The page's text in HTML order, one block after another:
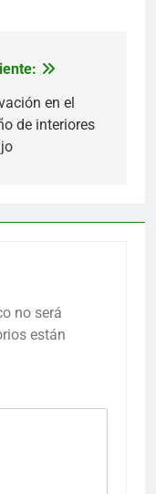
en el
de interiores
no será
están